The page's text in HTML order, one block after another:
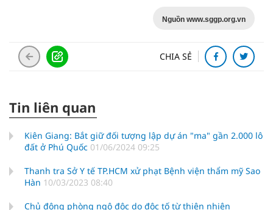
Nguồn www.sggp.org.vn
CHIA SẺ
Tin liên quan
Kiên Giang: Bắt giữ đối tượng lập dự án "ma" gần 2.000 lô
đất ở Phú Quốc 01/06/2024 09:25
Thanh tra Sở Y tế TP.HCM xử phạt Bệnh viện thẩm mỹ Sao
Hàn 10/03/2023 08:40
Chủ động phòng ngộ độc do độc tố từ thiên nhiên